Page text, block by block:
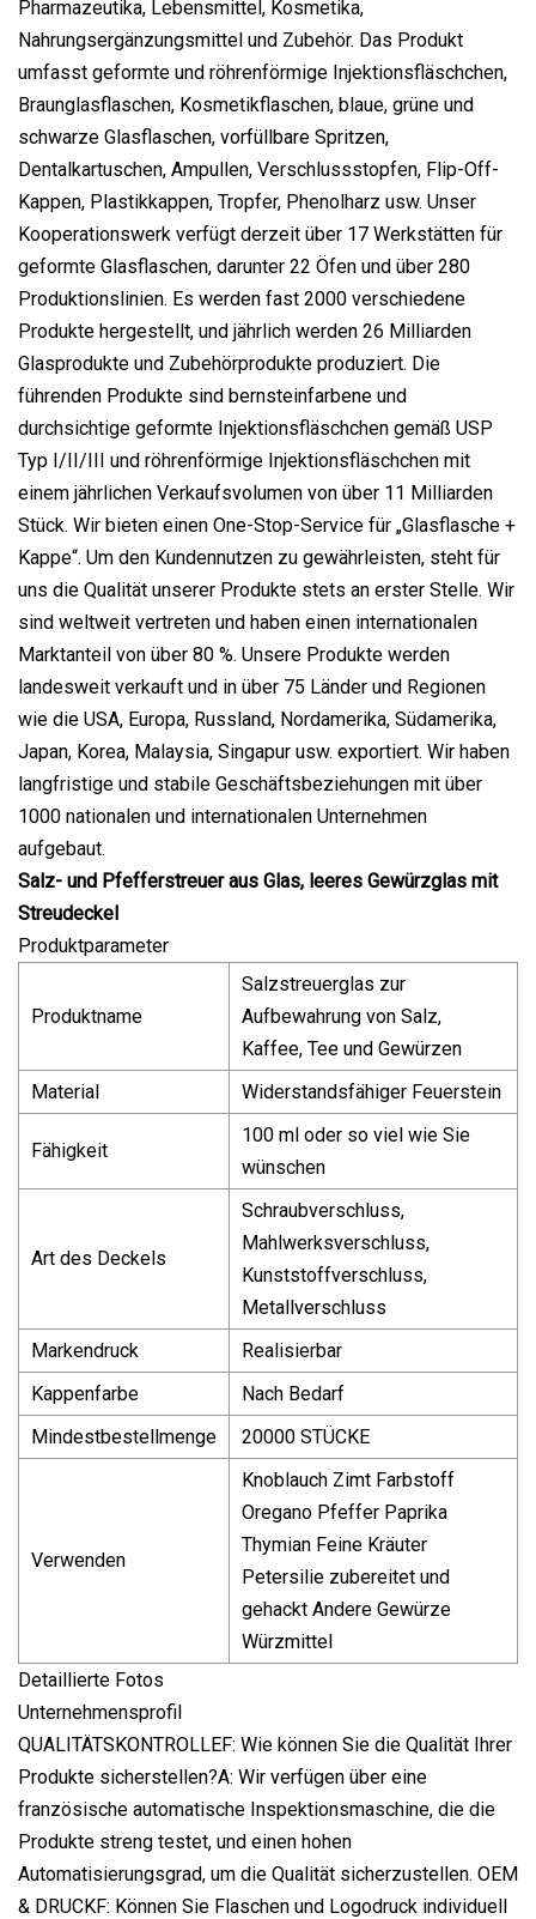
Pharmazeutika, Lebensmittel, Kosmetika,
Nahrungsergänzungsmittel und Zubehör. Das Produkt
umfasst geformte und röhrenförmige Injektionsfläschchen,
Braunglasflaschen, Kosmetikflaschen, blaue, grüne und
schwarze Glasflaschen, vorfüllbare Spritzen,
Dentalkartuschen, Ampullen, Verschlussstopfen, Flip-Off-
Kappen, Plastikkappen, Tropfer, Phenolharz usw. Unser
Kooperationswerk verfügt derzeit über 17 Werkstätten für
geformte Glasflaschen, darunter 22 Öfen und über 280
Produktionslinien. Es werden fast 2000 verschiedene
Produkte hergestellt, und jährlich werden 26 Milliarden
Glasprodukte und Zubehörprodukte produziert. Die
führenden Produkte sind bernsteinfarbene und
durchsichtige geformte Injektionsfläschchen gemäß USP
Typ I/II/III und röhrenförmige Injektionsfläschchen mit
einem jährlichen Verkaufsvolumen von über 11 Milliarden
Stück. Wir bieten einen One-Stop-Service für „Glasflasche +
Kappe“. Um den Kundennutzen zu gewährleisten, steht für
uns die Qualität unserer Produkte stets an erster Stelle. Wir
sind weltweit vertreten und haben einen internationalen
Marktanteil von über 80 %. Unsere Produkte werden
landesweit verkauft und in über 75 Länder und Regionen
wie die USA, Europa, Russland, Nordamerika, Südamerika,
Japan, Korea, Malaysia, Singapur usw. exportiert. Wir haben
langfristige und stabile Geschäftsbeziehungen mit über
1000 nationalen und internationalen Unternehmen
aufgebaut.
Salz- und Pfefferstreuer aus Glas, leeres Gewürzglas mit
Streudeckel
Produktparameter
Produktname
Salzstreuerglas zur
Aufbewahrung von Salz,
Kaffee, Tee und Gewürzen
Material
Widerstandsfähiger Feuerstein
Fähigkeit
100 ml oder so viel wie Sie
wünschen
Art des Deckels
Schraubverschluss,
Mahlwerksverschluss,
Kunststoffverschluss,
Metallverschluss
Markendruck
Realisierbar
Kappenfarbe
Nach Bedarf
Mindestbestellmenge
20000 STÜCKE
Verwenden
Knoblauch Zimt Farbstoff
Oregano Pfeffer Paprika
Thymian Feine Kräuter
Petersilie zubereitet und
gehackt Andere Gewürze
Würzmittel
Detaillierte Fotos
Unternehmensprofil
QUALITÄTSKONTROLLEF: Wie können Sie die Qualität Ihrer
Produkte sicherstellen?A: Wir verfügen über eine
französische automatische Inspektionsmaschine, die die
Produkte streng testet, und einen hohen
Automatisierungsgrad, um die Qualität sicherzustellen. OEM
& DRUCKF: Können Sie Flaschen und Logodruck individuell